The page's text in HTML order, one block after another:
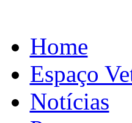
Home
Espaço
Notícias